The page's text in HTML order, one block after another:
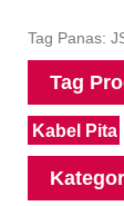
Tag Panas:
Tag
Kabel Pita